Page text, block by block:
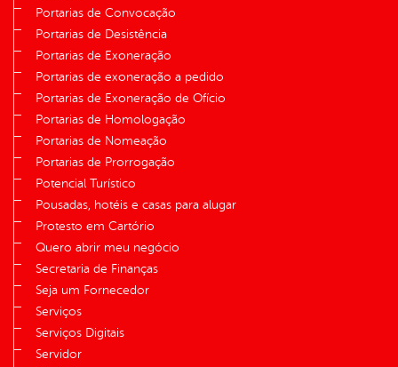
Portarias de Convocação
Portarias de Desistência
Portarias de Exoneração
Portarias de exoneração a pedido
Portarias de Exoneração de Ofício
Portarias de Homologação
Portarias de Nomeação
Portarias de Prorrogação
Potencial Turístico
Pousadas, hotéis e casas para alugar
Protesto em Cartório
Quero abrir meu negócio
Secretaria de Finanças
Seja um Fornecedor
Serviços
Serviços Digitais
Servidor